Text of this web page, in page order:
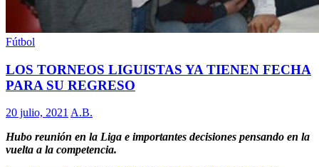
Fútbol
LOS TORNEOS LIGUISTAS YA TIENEN FECHA
PARA SU REGRESO
20 julio, 2021 A.B.
Hubo reunión en la Liga e importantes decisiones pensando en la
vuelta a la competencia.